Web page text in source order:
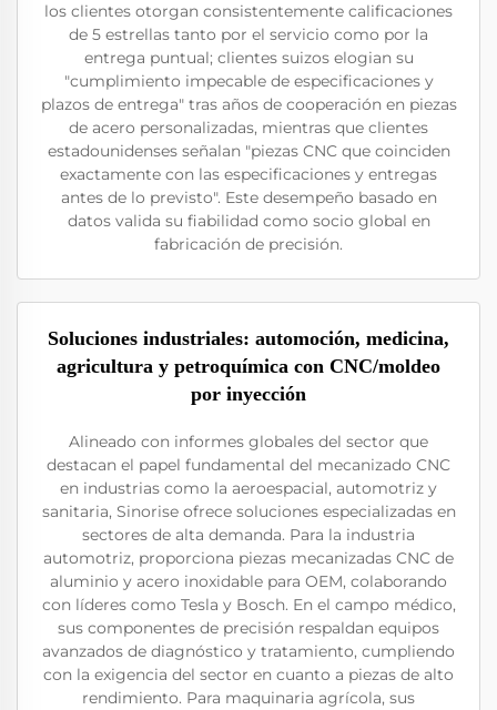
los clientes otorgan consistentemente calificaciones
de 5 estrellas tanto por el servicio como por la
entrega puntual; clientes suizos elogian su
"cumplimiento impecable de especificaciones y
plazos de entrega" tras años de cooperación en piezas
de acero personalizadas, mientras que clientes
estadounidenses señalan "piezas CNC que coinciden
exactamente con las especificaciones y entregas
antes de lo previsto". Este desempeño basado en
datos valida su fiabilidad como socio global en
fabricación de precisión.
Soluciones industriales: automoción, medicina,
agricultura y petroquímica con CNC/moldeo
por inyección
Alineado con informes globales del sector que
destacan el papel fundamental del mecanizado CNC
en industrias como la aeroespacial, automotriz y
sanitaria, Sinorise ofrece soluciones especializadas en
sectores de alta demanda. Para la industria
automotriz, proporciona piezas mecanizadas CNC de
aluminio y acero inoxidable para OEM, colaborando
con líderes como Tesla y Bosch. En el campo médico,
sus componentes de precisión respaldan equipos
avanzados de diagnóstico y tratamiento, cumpliendo
con la exigencia del sector en cuanto a piezas de alto
rendimiento. Para maquinaria agrícola, sus